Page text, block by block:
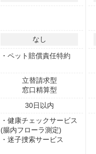
なし
・ペット賠償責任特約
立替請求型
窓口精算型
30日以内
・健康チェックサービス
(腸内フローラ測定)
・迷子捜索サービス